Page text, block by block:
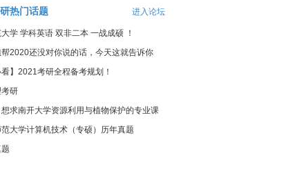
热门话题 进入论坛
学 学科英语 双非二本 一战成硕 ！
2020还没对你说的话，今天这就告诉你
看】2021考研全程备考规划！
研
求南开大学资源利用与植物保护的专业课
大学计算机技术（专硕）历年真题